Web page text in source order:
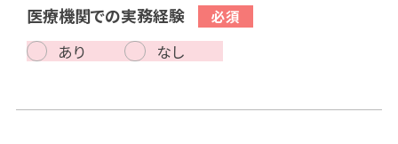
医療機関での実務経験
あり なし